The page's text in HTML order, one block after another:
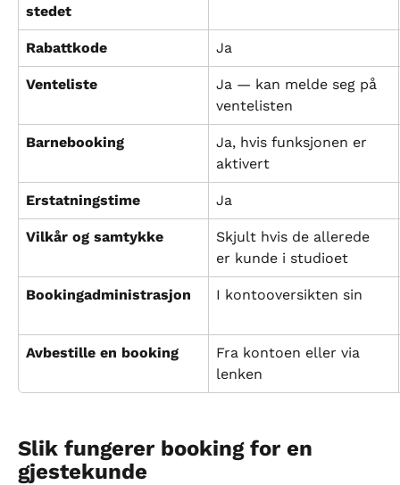
stedet
Rabattkode Ja
Venteliste
Ja — kan melde seg på
ventelisten
Barnebooking
Ja, hvis funksjonen er
aktivert
Erstatningstime Ja
Vilkår og samtykke
Skjult hvis de allerede
er kunde i studioet
Bookingadministrasjon I kontooversikten sin
Avbestille en booking
Fra kontoen eller via
lenken
Slik fungerer booking for en
gjestekunde